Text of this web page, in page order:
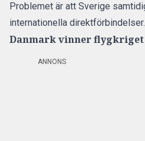
Problemet är att Sverige
internationella direktförbindelser.
Danmark vinner flygkriget
ANNONS